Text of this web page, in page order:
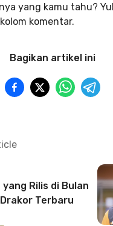
yang kamu tahu?
komentar.
Bagikan artikel ini
Rilis di Bulan
Terbaru